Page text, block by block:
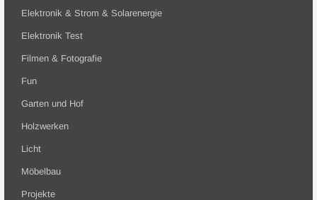
Elektronik & Strom & Solarenergie
Elektronik Test
Filmen & Fotografie
Fun
Garten und Hof
Holzwerken
Licht
Möbelbau
Projekte